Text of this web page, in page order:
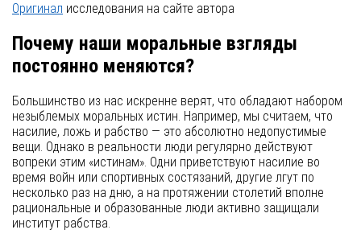
Оригинал исследования на сайте автора
Почему наши моральные взгляды
постоянно меняются?
Большинство из нас искренне верят, что обладают набором
незыблемых моральных истин. Например, мы считаем, что
насилие, ложь и рабство — это абсолютно недопустимые
вещи. Однако в реальности люди регулярно действуют
вопреки этим «истинам». Одни приветствуют насилие во
время войн или спортивных состязаний, другие лгут по
несколько раз на дню, а на протяжении столетий вполне
рациональные и образованные люди активно защищали
институт рабства.